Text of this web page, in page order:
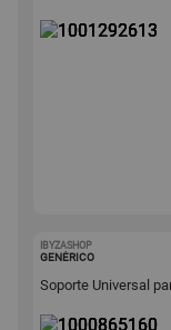
IBYZASHOP
GENÉRICO
Soporte Universal